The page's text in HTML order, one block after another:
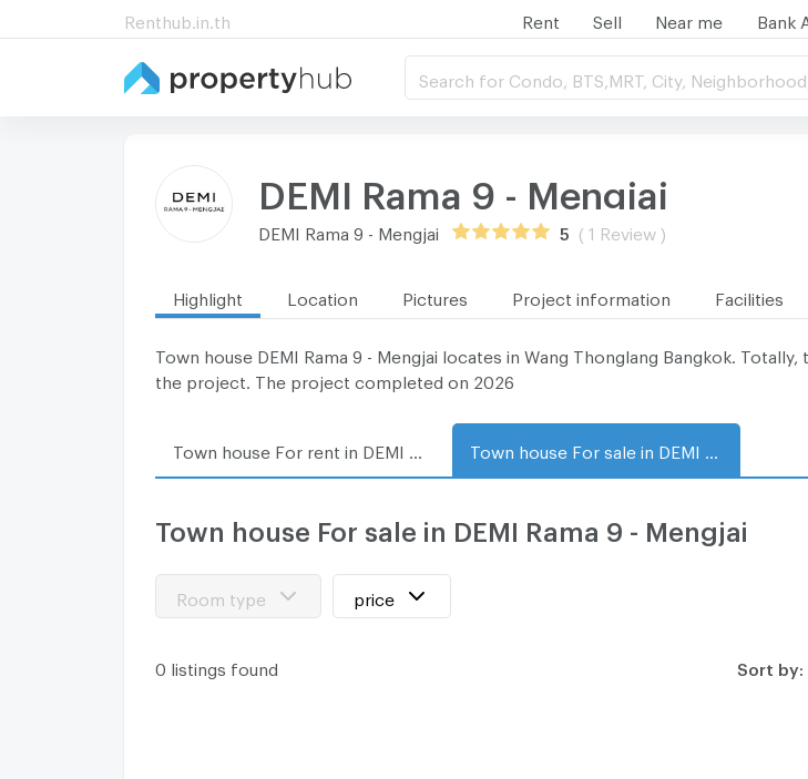
Renthub.in.th Rent Sell Near me Bank
Search for Condo, BTS,MRT, City,
DEMI Rama 9 - Mengjai
DEMI Rama 9 - Mengjai 5 ( 1 Review )
Highlight Location Pictures Project information Facilities
Town house DEMI Rama 9 - Mengjai locates in Wang Thonglang Bangkok. Totally,
the project. The project completed on 2026
Town house For sale in DEMI Rama 9 - Mengjai
Room type price
0 listings found Sort by: